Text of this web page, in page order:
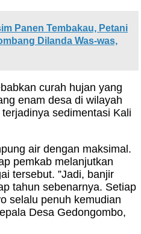
Panen Tembakau, Petani
Dilanda Was-was,
curah hujan yang
enam desa di wilayah
sedimentasi Kali
air dengan maksimal.
pemkab melanjutkan
tersebut. ”Jadi, banjir
tahun sebenarnya. Setiap
selalu penuh kemudian
Desa Gedongombo,